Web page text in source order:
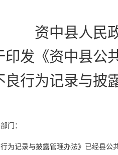
资中县人民
印发《资中县公
良行为记录与披
门：
为记录与披露管理办法》 已经县公